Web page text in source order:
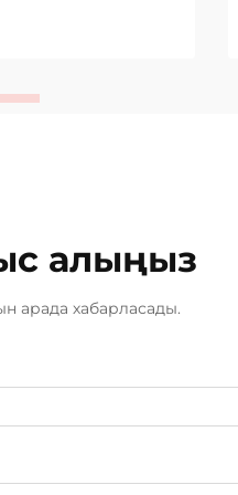
біркелкі
алыңыз
арада хабарласады.